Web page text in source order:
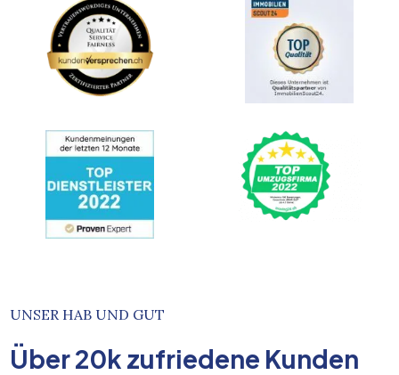
UNSER HAB UND GUT
Über20k zufriedene Kunden